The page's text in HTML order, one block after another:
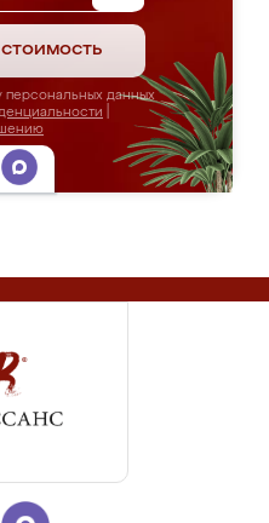
персональных данных